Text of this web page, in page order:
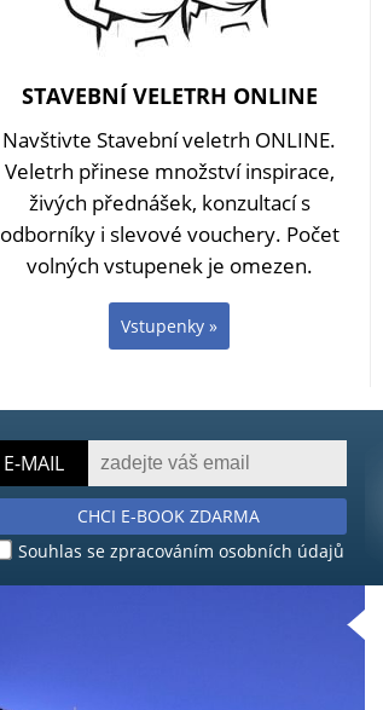
STAVEBNÍ VELETRH ONLINE
Navštivte Stavební veletrh ONLINE.
Veletrh přinese množství inspirace,
živých přednášek, konzultací s
odborníky i slevové vouchery. Počet
volných vstupenek je omezen.
Vstupenky »
E-MAIL
CHCI E-BOOK ZDARMA
Souhlas se zpracováním osobních údajů